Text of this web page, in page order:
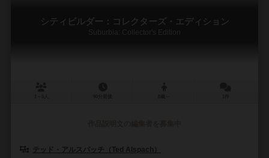
シティビルダー：コレクターズ・エディション
Suburbia: Collector's Edition
テッド・アルスパッチ（Ted Alspach）